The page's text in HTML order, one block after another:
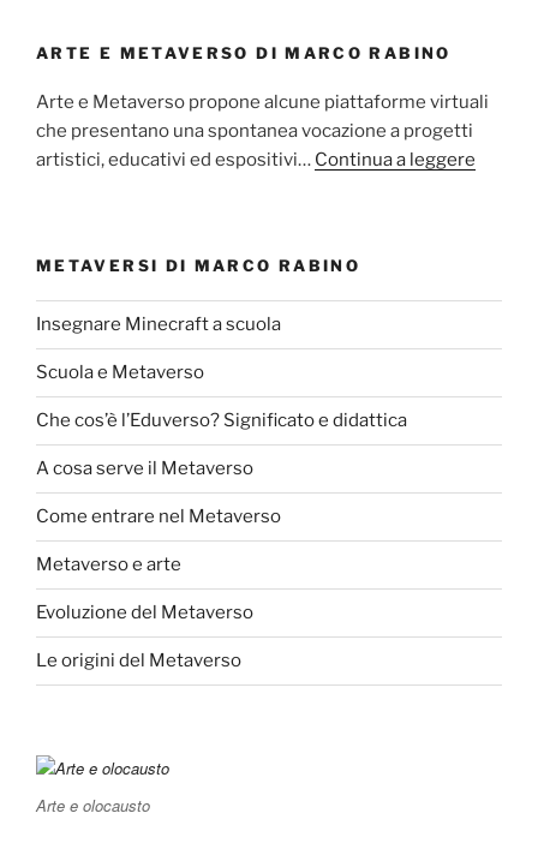
ARTE E METAVERSO DI MARCO RABINO
Arte e Metaverso propone alcune piattaforme virtuali
che presentano una spontanea vocazione a progetti
artistici, educativi ed espositivi… Continua a leggere
METAVERSI DI MARCO RABINO
Insegnare Minecraft a scuola
Scuola e Metaverso
Che cos’è l’Eduverso? Significato e didattica
A cosa serve il Metaverso
Come entrare nel Metaverso
Metaverso e arte
Evoluzione del Metaverso
Le origini del Metaverso
Arte e olocausto